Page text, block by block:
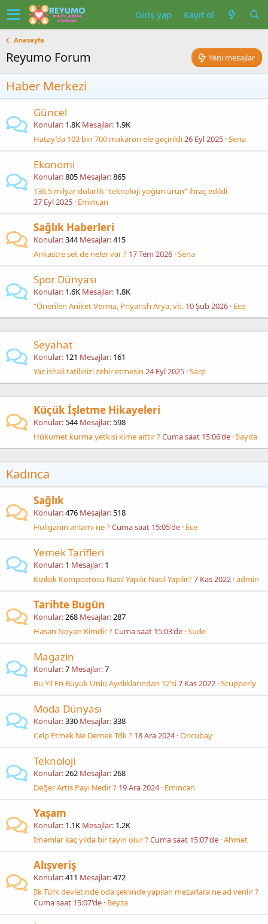
Giriş yap Kayıt ol
Anasayfa
Reyumo Forum Yeni mesajlar
Haber Merkezi
Güncel
Konular 1.8K Mesajlar 1.9K
Hatay’da 103 bin 700 makaron ele geçirildi26 Eyl 2025 Sena
Ekonomi
Konular 805 Mesajlar 865
136,5 milyar dolarlık “teknoloji yoğun ürün” ihraç edildi
27 Eyl 2025 Emincan
Sağlık Haberleri
Konular 344 Mesajlar 415
Ankastre set de neler var ? 17 Tem 2026 Sena
Spor Dünyası
Konular 1.6K Mesajlar 1.8K
“Önerilen Aniket Verma, Priyansh Arya, vb. 10 Şub 2026 Ece
Seyahat
Konular 121 Mesajlar 161
Yaz ishali tatilinizi zehir etmesin 24 Eyl 2025 Sarp
Küçük İşletme Hikayeleri
Konular 544 Mesajlar 598
Hükumet kurma yetkisi kime aittir ?Cuma saat 15:06'de Ilayda
Kadınca
Sağlık
Konular 476 Mesajlar 518
Holiganın anlamı ne ?Cuma saat 15:05'de Ece
Yemek Tarifleri
Konular 1 Mesajlar 1
Kızılcık Kompostosu Nasıl Yapılır Nasıl Yapılır?7 Kas 2022 admin
Tarihte Bugün
Konular 268 Mesajlar 287
Hasan Noyan Kimdir ?Cuma saat 15:03'de Sude
Magazin
Konular 7 Mesajlar 7
Bu Yıl En Büyük Ünlü Ayrılıklarından 12’si7 Kas 2022 Scupperly
Moda Dünyası
Konular 330 Mesajlar 338
Celp Etmek Ne Demek Tdk ? 18 Ara 2024 Oncubay
Teknoloji
Konular 262 Mesajlar 268
Değer Artis Payi Nedir ? 19 Ara 2024 Emincan
Yaşam
Konular 1.1K Mesajlar 1.2K
Imamlar kaç yılda bir tayin olur ?Cuma saat 15:07'de Ahmet
Alışveriş
Konular 411 Mesajlar 472
Ilk Türk devletinde oda şeklinde yapılan mezarlara ne ad verilir ?
Cuma saat 15:07'de Beyza